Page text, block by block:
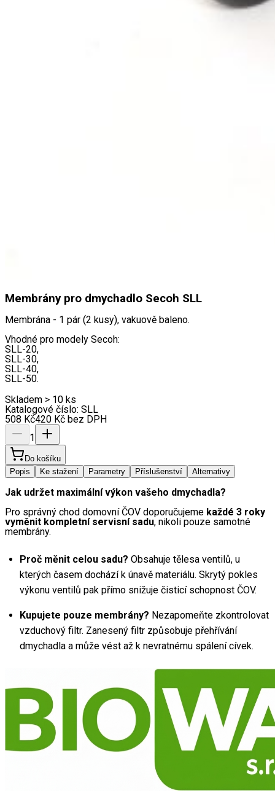
Membrány pro dmychadlo Secoh SLL
Membrána - 1 pár (2 kusy), vakuově baleno.
Vhodné pro modely Secoh:
SLL-20,
SLL-30,
SLL-40,
SLL-50.
Skladem > 10 ks
Katalogové číslo: SLL
508 Kč420 Kč bez DPH
1
Do košíku
Popis
Ke stažení Parametry Příslušenství Alternativy
Jak udržet maximální výkon vašeho dmychadla?
Pro správný chod domovní ČOV doporučujeme každé 3 roky
vyměnit kompletní servisní sadu, nikoli pouze samotné
membrány.
Proč měnit celou sadu? Obsahuje tělesa ventilů, u
kterých časem dochází k únavě materiálu. Skrytý pokles
výkonu ventilů pak přímo snižuje čisticí schopnost ČOV.
Kupujete pouze membrány? Nezapomeňte zkontrolovat
vzduchový filtr. Zanesený filtr způsobuje přehřívání
dmychadla a může vést až k nevratnému spálení cívek.